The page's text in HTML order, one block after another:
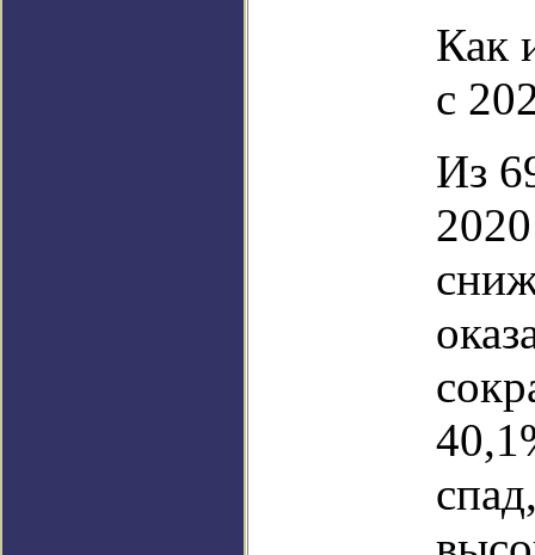
Как
с
Из